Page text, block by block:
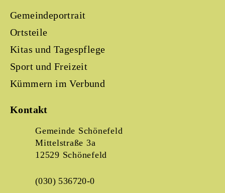
Gemeindeportrait
Ortsteile
Kitas und Tagespflege
Sport und Freizeit
Kümmern im Verbund
Kontakt
Gemeinde Schönefeld
Mittelstraße 3a
12529 Schönefeld
(030) 536720-0